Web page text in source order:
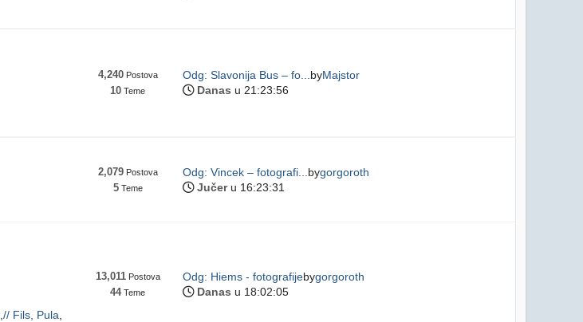
4,240Postova
10 Teme
Odg: Slavonija Bus – fo... byMajstor
Danas u 21:23:56
2,079Postova
5Teme
Odg: Vincek – fotografi... bygorgoroth
Jučeru 16:23:31
// Fils, Pula
13,011Postova
44Teme
Odg: Hiems - fotografijebygorgoroth
Danas u 18:02:05